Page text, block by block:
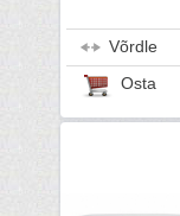
Võrdle
Osta